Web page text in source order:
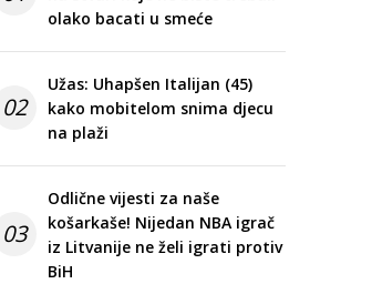
olako bacati u smeće
02
Užas: Uhapšen Italijan (45)
kako mobitelom snima djecu
na plaži
03
Odlične vijesti za naše
košarkaše! Nijedan NBA igrač
iz Litvanije ne želi igrati protiv
BiH